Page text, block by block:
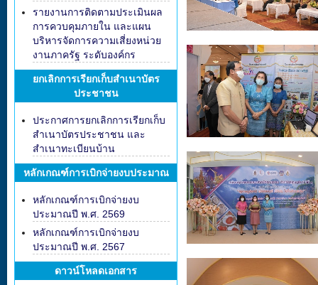
รายงานการติดตามประเมินผล
การควบคุมภายใน และแผน
บริหารจัดการความเสี่ยงหน่วย
งานภาครัฐ ระดับองค์กร
ยกเลิกการเรียกเก็บสำเนาบัตร
ประชาชน
ประกาศการยกเลิกการเรียกเก็บ
สำเนาบัตรประชาชน และ
สำเนาทะเบียนบ้าน
หลักเกณฑ์การเบิกจ่ายงบประมาณ
หลักเกณฑ์การเบิกจ่ายงบ
ประมาณปี พ.ศ. 2569
หลักเกณฑ์การเบิกจ่ายงบ
ประมาณปี พ.ศ. 2567
ดาวน์โหลดเอกสาร